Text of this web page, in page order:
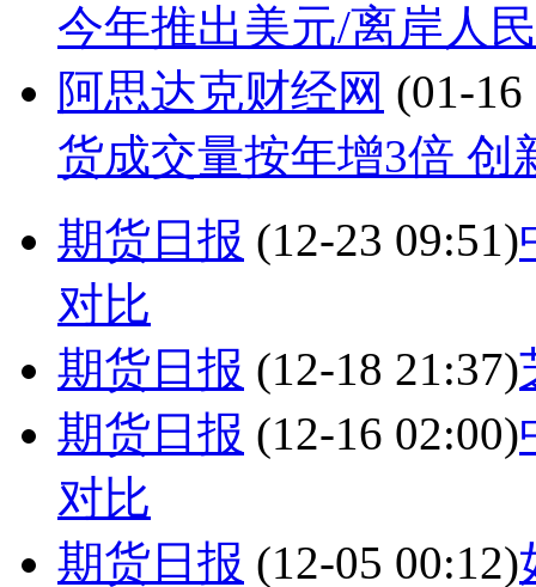
今年推出美元/离岸人
阿思达克财经网 (01-16
货成交量按年增3倍 创
期货日报 (12-23 09:51)
对比
期货日报 (12-18 21:37)
期货日报 (12-16 02:00)
对比
期货日报 (12-05 00:12)